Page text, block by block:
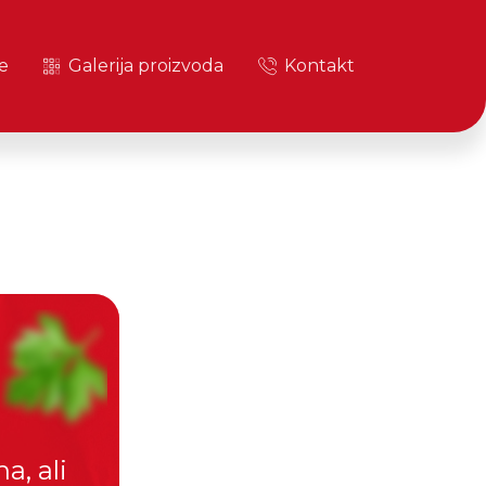
Galerija proizvoda Kontakt
ali